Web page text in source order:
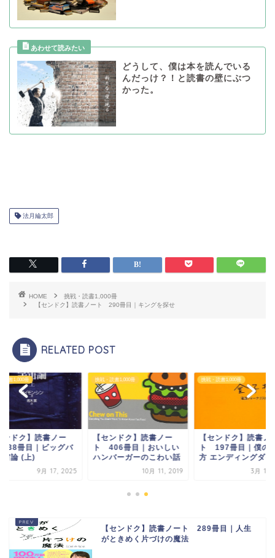
どうして、僕は本を読んでいる
んだっけ？！と読書の壁にぶつ
かった。
法月綸太郎
HOME
挑戦・読書1,000冊
【センドク】読書ノート 290冊目｜キングを探せ
RELATED POST
読書1,000冊
ンドク】読書ノー
冊目｜ビッグバ
宙論 (上)
9月 17, 2025
挑戦・読書1,000冊
【センドク】読書ノー
ト 406冊目｜おいしい
ハンバーガーのこわい話
10月 11, 2019
挑戦・読書1,000冊
【センドク】読書ノ
ト 197冊目｜僕の
方 エンディングダ
3月 16,
【センドク】読書ノート 289冊目｜人生
がときめく片づけの魔法